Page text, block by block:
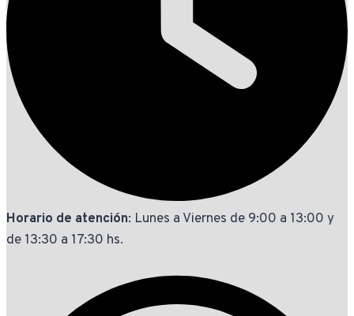
Horario de atención: Lunes a Viernes de 9:00 a 13:00 y
de 13:30 a 17:30 hs.